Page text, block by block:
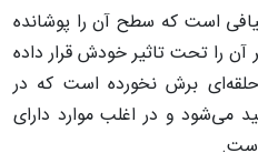
است که سطح آن را پوشانده
را تحت تاثیر خودش قرار داده
برش نخورده است که در
و در اغلب موارد دارای